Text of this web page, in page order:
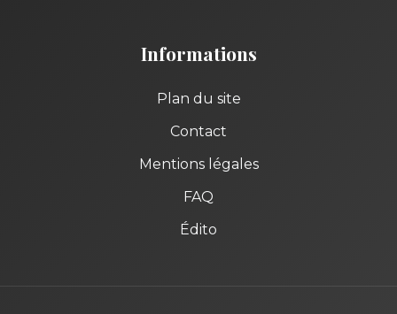
Informations
Plan du site
Contact
Mentions légales
FAQ
Édito